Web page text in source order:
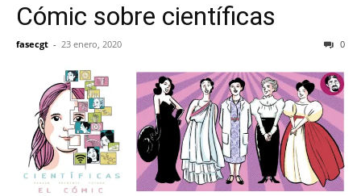
Cómic sobre científicas
fasecgt - 23 enero, 2020 0